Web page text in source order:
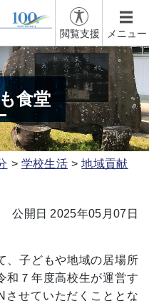
閲覧支援 メニュー
食堂
学校生活
地域貢献
公開日 2025年05月07日
子どもや地域の居場所
和７年度高校生が運営す
させていただくこととな